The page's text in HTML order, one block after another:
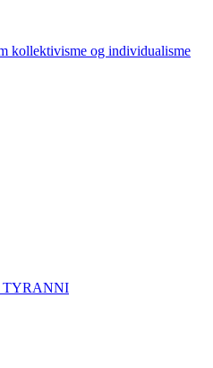
kollektivisme og individualisme
TYRANNI